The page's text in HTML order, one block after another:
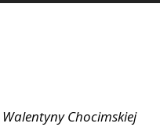
Chocimskiej